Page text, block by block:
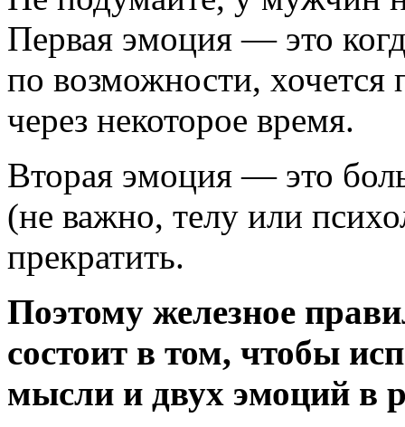
Первая эмоция — это
по возможности, хочется
через некоторое время.
Вторая эмоция — это
(не важно, телу или
прекратить.
Поэтому железное
состоит в том, чтобы
мысли и двух эмоций в